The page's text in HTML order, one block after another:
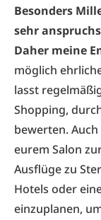
Besonders
sehr
Daher meine
möglich
lasst
Shopping,
bewerten.
eurem Salon
Ausflüge zu
Hotels oder
einzuplanen,